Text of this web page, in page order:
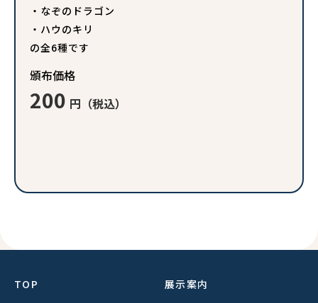
・なぞのドラゴン
・ハウのキリ
の全6種です
頒布価格
200 円（税込）
TOP 展示案内